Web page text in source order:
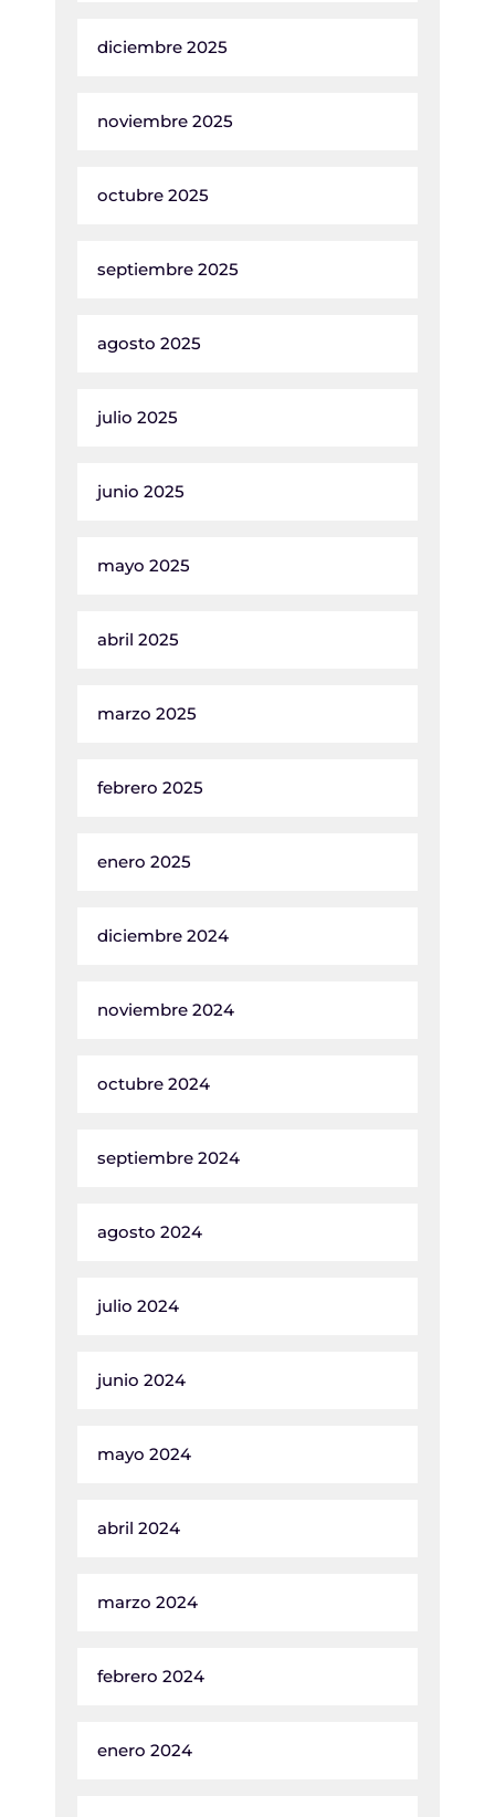
diciembre 2025
noviembre 2025
octubre 2025
septiembre 2025
agosto 2025
julio 2025
junio 2025
mayo 2025
abril 2025
marzo 2025
febrero 2025
enero 2025
diciembre 2024
noviembre 2024
octubre 2024
septiembre 2024
agosto 2024
julio 2024
junio 2024
mayo 2024
abril 2024
marzo 2024
febrero 2024
enero 2024